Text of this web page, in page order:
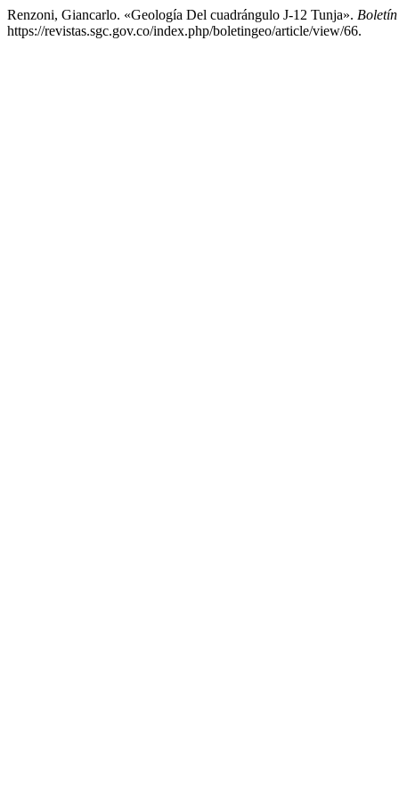
Renzoni, Giancarlo. «Geología Del cuadrángulo J-12 Tunja».
https://revistas.sgc.gov.co/index.php/boletingeo/article/view/66.